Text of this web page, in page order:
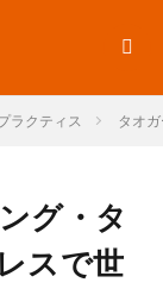
ラクティス タオ
グ・タ
スで世